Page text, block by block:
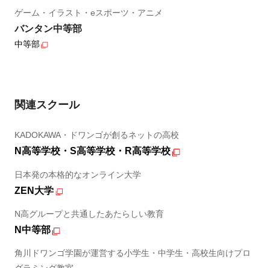
ゲーム・イラスト・eスポーツ・アニメ
バンタン中等部
中等部
関連スクール
KADOKAWA・ドワンゴが創るネットの高校
N高等学校・S高等学校・R高等学校
日本発の本格的なオンライン大学
ZEN大学
N高グループと共通したあたらしい教育
N中等部
角川ドワンゴ学園が運営する小学生・中学生・高校生向けプロ